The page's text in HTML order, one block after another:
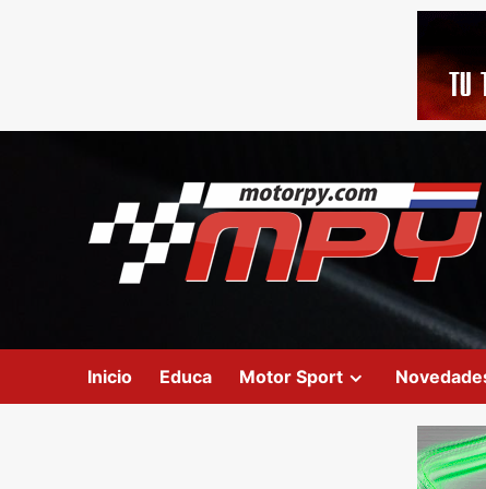
Inicio Educa Motor Sport